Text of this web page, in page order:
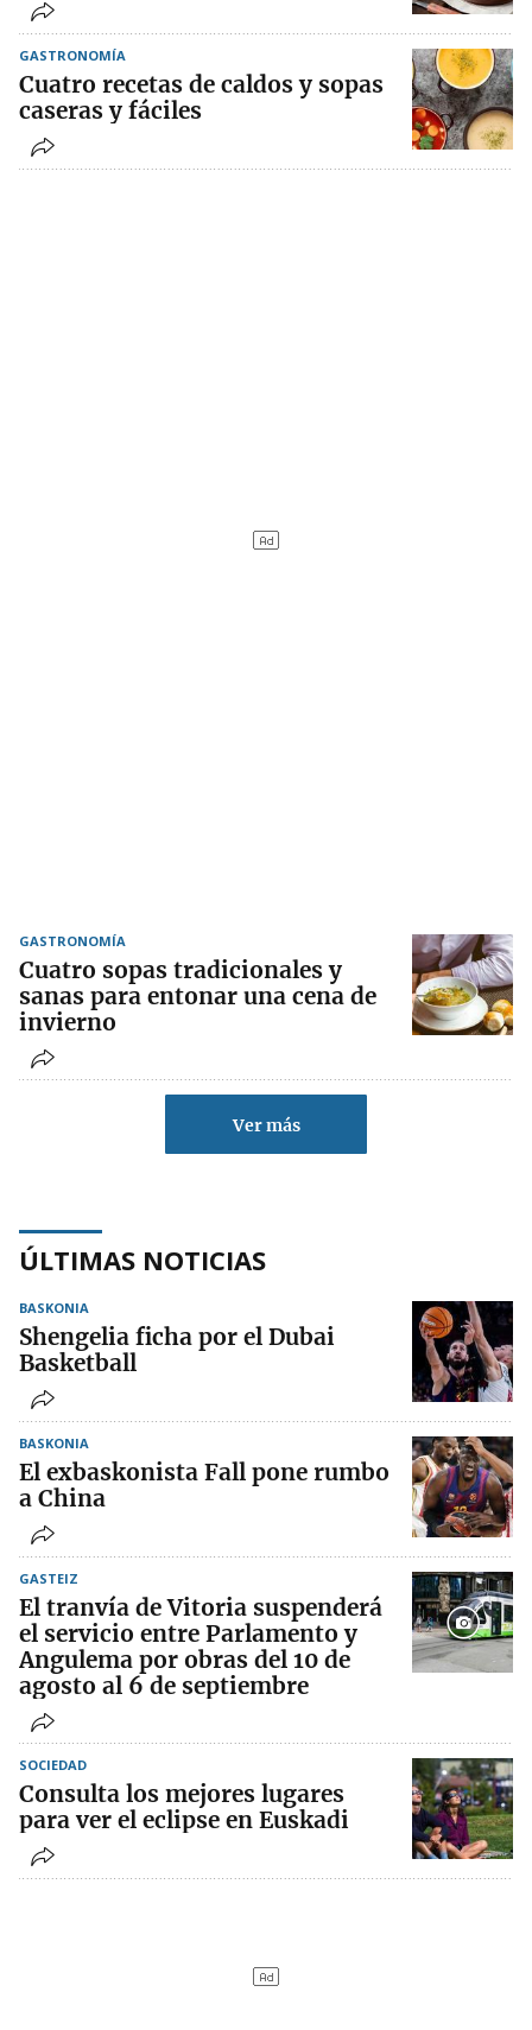
GASTRONOMÍA
Cuatro recetas de caldos y sopas
caseras y fáciles
GASTRONOMÍA
Cuatro sopas tradicionales y
sanas para entonar una cena de
invierno
Ver más
ÚLTIMAS NOTICIAS
BASKONIA
Shengelia ficha por el Dubai
Basketball
BASKONIA
El exbaskonista Fall pone rumbo
a China
GASTEIZ
El tranvía de Vitoria suspenderá
el servicio entre Parlamento y
Angulema por obras del 10 de
agosto al 6 de septiembre
SOCIEDAD
Consulta los mejores lugares
para ver el eclipse en Euskadi